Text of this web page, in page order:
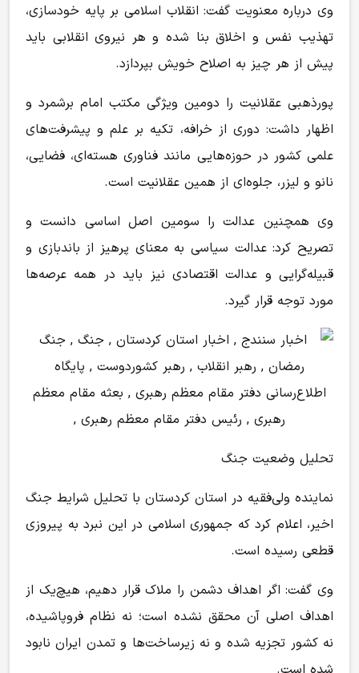
وی درباره معنویت گفت: انقلاب اسلامی بر پایه خودسازی،
تهذیب نفس و اخلاق بنا شده و هر نیروی انقلابی باید
پیش از هر چیز به اصلاح خویش بپردازد.
پورذهبی عقلانیت را دومین ویژگی مکتب امام برشمرد و
اظهار داشت: دوری از خرافه، تکیه بر علم و پیشرفت‌های
علمی کشور در حوزه‌هایی مانند فناوری هسته‌ای، فضایی،
نانو و لیزر، جلوه‌ای از همین عقلانیت است.
وی همچنین عدالت را سومین اصل اساسی دانست و
تصریح کرد: عدالت سیاسی به معنای پرهیز از باندبازی و
قبیله‌گرایی و عدالت اقتصادی نیز باید در همه عرصه‌ها
مورد توجه قرار گیرد.
تحلیل وضعیت جنگ
نماینده ولی‌فقیه در استان کردستان با تحلیل شرایط جنگ
اخیر، اعلام‌ کرد که جمهوری اسلامی در این نبرد به پیروزی
قطعی رسیده است.
وی گفت: اگر اهداف دشمن را ملاک قرار دهیم، هیچ‌یک از
اهداف اصلی آن محقق نشده است؛ نه نظام فروپاشیده،
نه کشور تجزیه شده و نه زیرساخت‌ها و تمدن ایران نابود